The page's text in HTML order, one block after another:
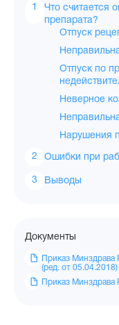
Что считается
препарата?
Отпуск
Отпуск по
Неверное
Нарушения
Ошибки при
Выводы
Документы
Приказ
(ред. от 05.04.2018)
Приказ